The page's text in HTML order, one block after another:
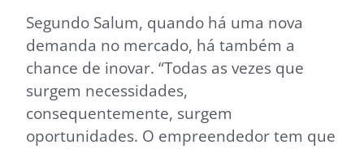
Segundo Salum, quando há uma nova
demanda no mercado, há também a
chance de inovar. “Todas as vezes que
surgem necessidades,
consequentemente, surgem
oportunidades. O empreendedor tem que